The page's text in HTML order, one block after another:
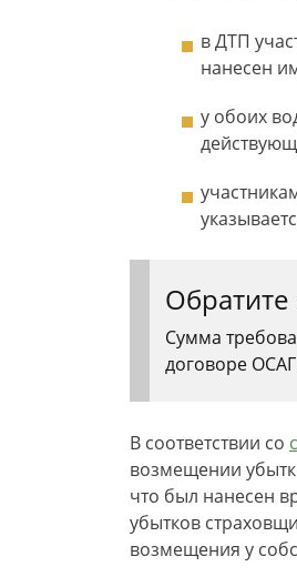
в ДТП
нанесен
у обоих
Сумма
договоре
В соответствии со
возмещении
что был нанесен
убытков
возмещения у